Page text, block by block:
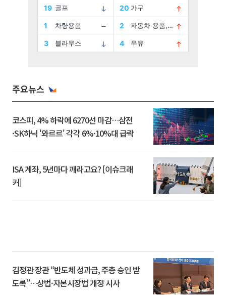
주요뉴스
코스피, 4% 하락에 6270선 마감…삼전
·SK하닉 '와르르' 각각 6%·10%대 급락
ISA 계좌, 5년마다 깨라고요? [이슈크래
커]
김정관 장관 “반도체 성과급, 주총 승인 받
도록”…상법·자본시장법 개정 시사